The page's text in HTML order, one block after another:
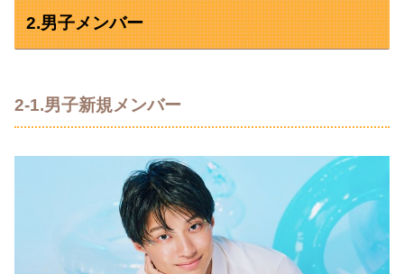
2.男子メンバー
2-1.男子新規メンバー